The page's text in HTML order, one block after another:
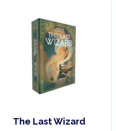
The Last Wizard